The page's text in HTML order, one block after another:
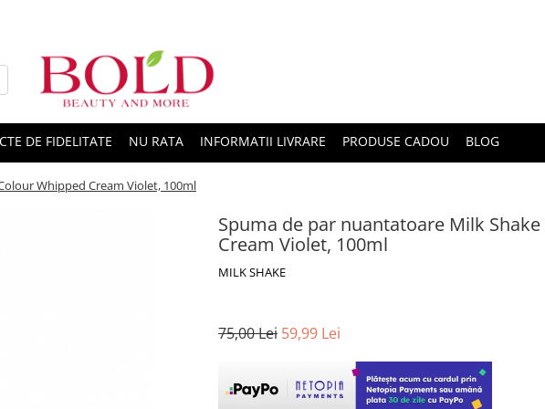
DE FIDELITATE NU RATA INFORMATII LIVRARE PRODUSE CADOU BLOG
Whipped Cream Violet, 100ml
Spuma de par nuantatoare Milk
Cream Violet, 100ml
MILK SHAKE
75,00 Lei 59,99 Lei